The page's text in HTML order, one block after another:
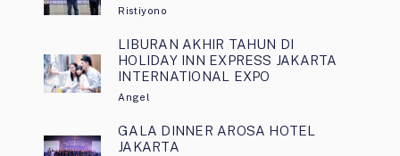
Ristiyono
LIBURAN AKHIR TAHUN DI
HOLIDAY INN EXPRESS JAKARTA
INTERNATIONAL EXPO
Angel
GALA DINNER AROSA HOTEL
JAKARTA